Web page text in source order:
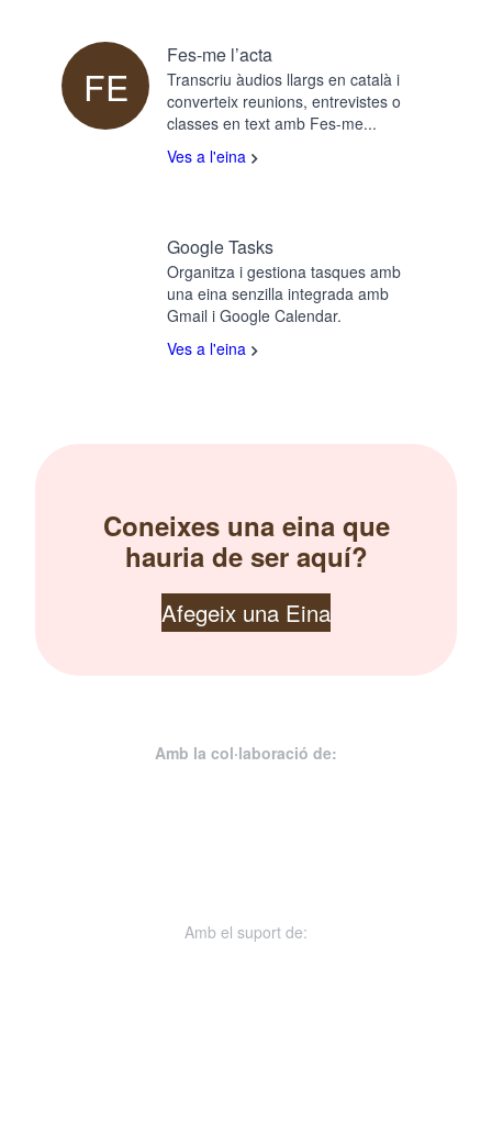
FE
Fes-me l’acta
Transcriu àudios llargs en català i
converteix reunions, entrevistes o
classes en text amb Fes-me...
Ves a l'eina
Google Tasks
Organitza i gestiona tasques amb
una eina senzilla integrada amb
Gmail i Google Calendar.
Ves a l'eina
Coneixes una eina que
hauria de ser aquí?
Afegeix una Eina
Amb la col·laboració de:
Amb el suport de: